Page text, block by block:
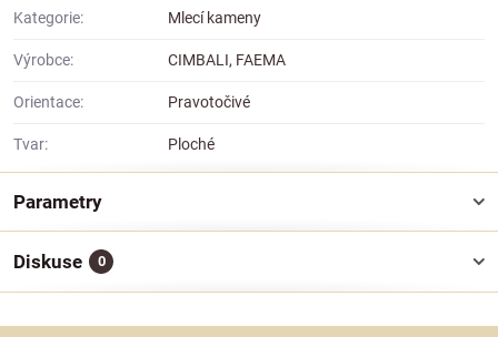
Kategorie: Mlecí kameny
Výrobce: CIMBALI, FAEMA
Orientace: Pravotočivé
Tvar: Ploché
Parametry
Diskuse 0